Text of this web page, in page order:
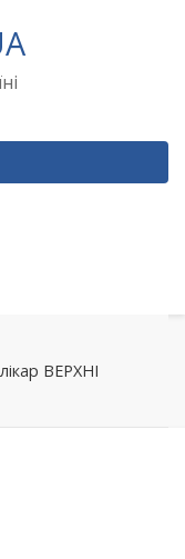
ВЕРХНІ